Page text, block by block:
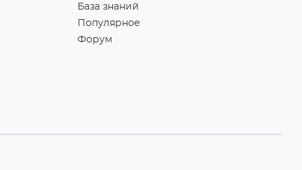
База знаний
Популярное
Форум